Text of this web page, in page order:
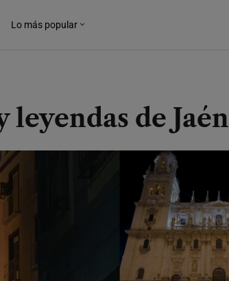
Lo más popular
de Jaén